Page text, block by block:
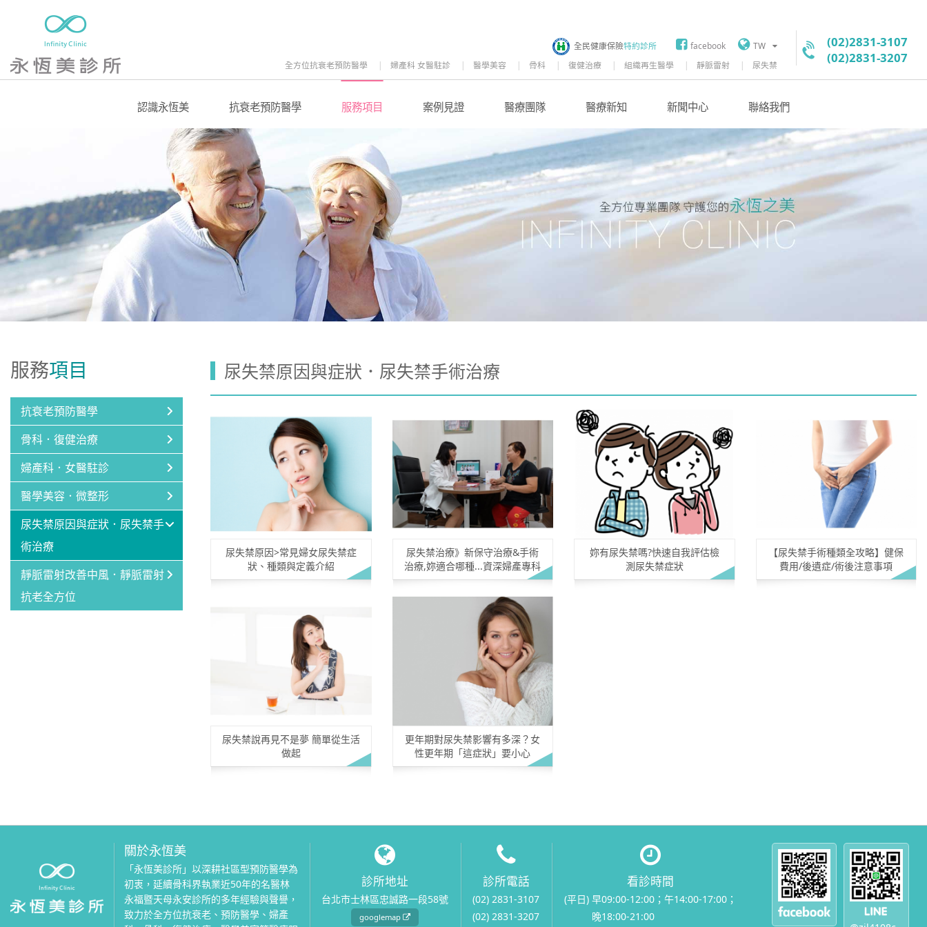
TW
facebook
全民健康保險特約診所
全方位抗衰老預防醫學
婦產科 女醫駐診 醫學美容 骨科 復健治療 組織再生醫學 靜脈雷射 尿失禁
(02)2831-3107
(02)2831-3207
認識永恆美 抗衰老預防醫學 服務項目 案例見證 醫療團隊 醫療新知 新聞中心 聯絡我們
服務項目
抗衰老預防醫學
骨科．復健治療
婦產科．女醫駐診
醫學美容．微整形
尿失禁原因與症狀．尿失禁手
術治療
靜脈雷射改善中風．靜脈雷射
抗老全方位
尿失禁原因與症狀．尿失禁手術治療
尿失禁原因>常見婦女尿失禁症
狀、種類與定義介紹
尿失禁治療》新保守治療&手術
治療,妳適合哪種...資深婦產專科
妳有尿失禁嗎?快速自我評估檢
測尿失禁症狀
【尿失禁手術種類全攻略】健保
費用/後遺症/術後注意事項
尿失禁說再見不是夢 簡單從生活
做起
更年期對尿失禁影響有多深？女
性更年期「這症狀」要小心
關於永恆美
「永恆美診所」以深耕社區型預防醫學為
初衷，延續骨科界執業近50年的名醫林
永福暨天母永安診所的多年經驗與聲譽，
致力於全方位抗衰老、預防醫學、婦產
診所地址
台北市士林區忠誠路一段58號
googlemap
診所電話
(02) 2831-3107
(02) 2831-3207
看診時間
(平日) 早09:00-12:00；午14:00-17:00；
晚18:00-21:00